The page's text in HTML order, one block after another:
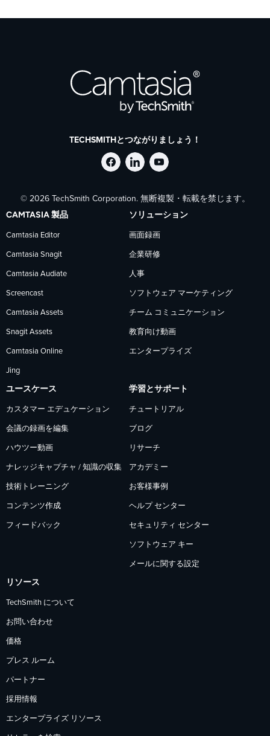
TECHSMITHとつながりましょう！
Facebook
で
TechSmith
ォ
ロ
ー
LinkedIn
で
TechSmith
を
フ
ォ
ロ
ー
YouTube
で
TechSmith
フ
ォ
ロ
ー
© 2026 TechSmith Corporation. 無断複製・転載を禁じます。
CAMTASIA 製品
Camtasia Editor
Camtasia Snagit
Camtasia Audiate
Screencast
Camtasia Assets
Snagit Assets
Camtasia Online
Jing
ソリューション
画面録画
企業研修
人事
ソフトウェア マーケティング
チーム コミュニケーション
教育向け動画
エンタープライズ
ユースケース
カスタマー エデュケーション
会議の録画を編集
ハウツー動画
ナレッジキャプチャ / 知識の収集
技術トレーニング
コンテンツ作成
フィードバック
学習とサポート
チュートリアル
ブログ
リサーチ
アカデミー
お客様事例
ヘルプ センター
セキュリティ センター
ソフトウェア キー
メールに関する設定
リソース
TechSmith について
お問い合わせ
価格
プレス ルーム
パートナー
採用情報
エンタープライズ リソース